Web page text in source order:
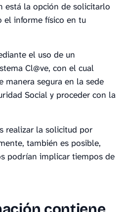
está la opción de solicitarlo
el informe físico en tu
el uso de un
Cl@ve, con el cual
manera segura en la sede
Social y proceder con la
realizar la solicitud por
también es posible,
podrían implicar tiempos de